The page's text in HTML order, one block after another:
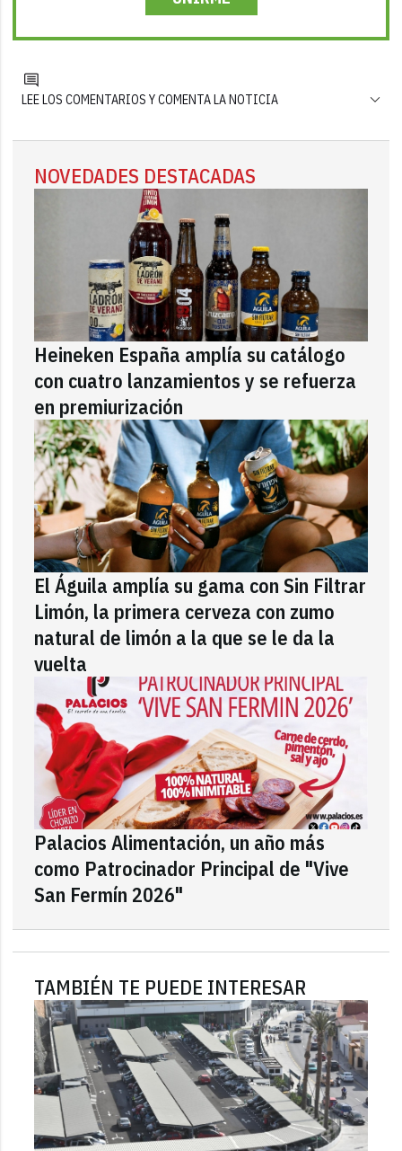
LEE LOS COMENTARIOS Y COMENTA LA NOTICIA
NOVEDADES DESTACADAS
Heineken España amplía su catálogo
con cuatro lanzamientos y se refuerza
en premiurización
El Águila amplía su gama con Sin Filtrar
Limón, la primera cerveza con zumo
natural de limón a la que se le da la
vuelta
Palacios Alimentación, un año más
como Patrocinador Principal de "Vive
San Fermín 2026"
TAMBIÉN TE PUEDE INTERESAR